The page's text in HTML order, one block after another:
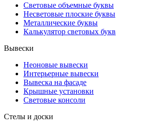
Световые объемные буквы
Несветовые плоские буквы
Металлические буквы
Калькулятор световых букв
Вывески
Неоновые вывески
Интерьерные вывески
Вывеска на фасаде
Крышные установки
Световые консоли
Стелы и доски